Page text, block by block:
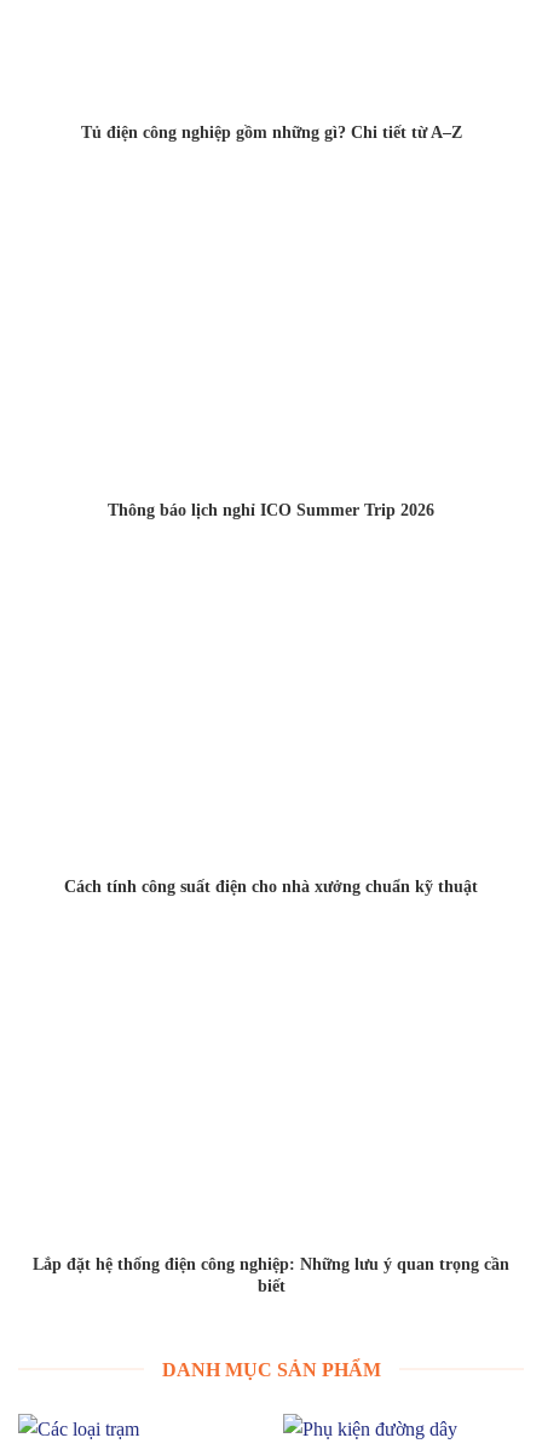
Tủ điện công nghiệp gồm những gì? Chi tiết từ A–Z
Thông báo lịch nghỉ ICO Summer Trip 2026
Cách tính công suất điện cho nhà xưởng chuẩn kỹ thuật
Lắp đặt hệ thống điện công nghiệp: Những lưu ý quan trọng cần
biết
DANH MỤC SẢN PHẨM